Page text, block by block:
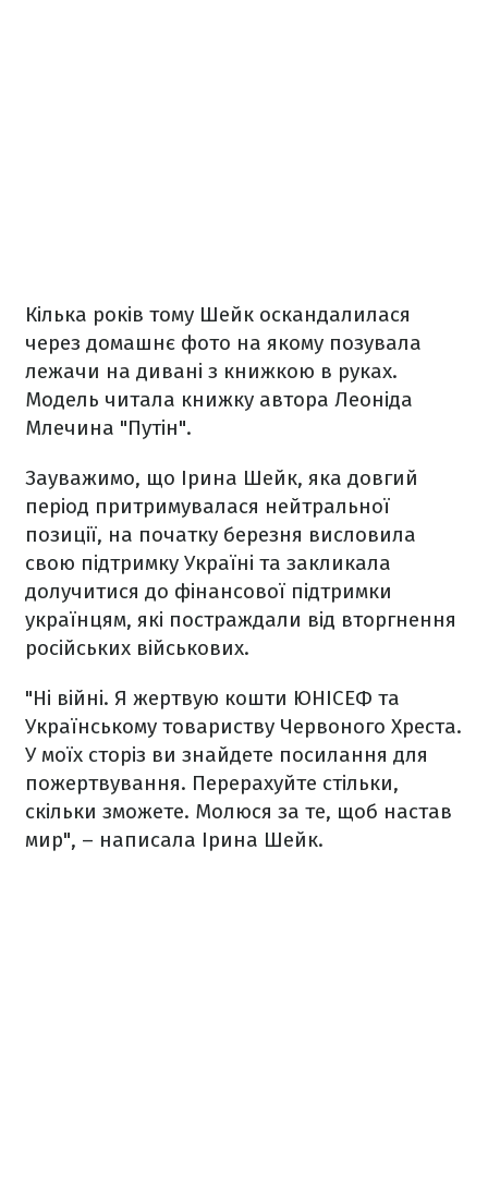
Кілька років тому Шейк оскандалилася
через домашнє фото на якому позувала
лежачи на дивані з книжкою в руках.
Модель читала книжку автора Леоніда
Млечина "Путін".
Зауважимо, що Ірина Шейк, яка довгий
період притримувалася нейтральної
позиції, на початку березня висловила
свою підтримку Україні та закликала
долучитися до фінансової підтримки
українцям, які постраждали від вторгнення
російських військових.
"Ні війні. Я жертвую кошти ЮНІСЕФ та
Українському товариству Червоного Хреста.
У моїх сторіз ви знайдете посилання для
пожертвування. Перерахуйте стільки,
скільки зможете. Молюся за те, щоб настав
мир", – написала Ірина Шейк.